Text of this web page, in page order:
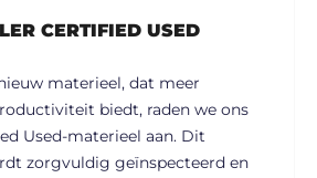
CERTIFIED USED
materieel, dat meer
biedt, raden we ons
Used-materieel aan. Dit
zorgvuldig geïnspecteerd en